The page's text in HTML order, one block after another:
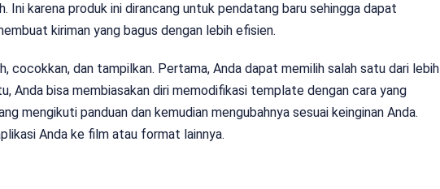
Ini karena produk ini dirancang untuk pendatang baru sehingga dapat
kiriman yang bagus dengan lebih efisien.
cocokkan, dan tampilkan. Pertama, Anda dapat memilih salah satu dari lebih
Anda bisa membiasakan diri memodifikasi template dengan cara yang
mengikuti panduan dan kemudian mengubahnya sesuai keinginan Anda.
Anda ke film atau format lainnya.